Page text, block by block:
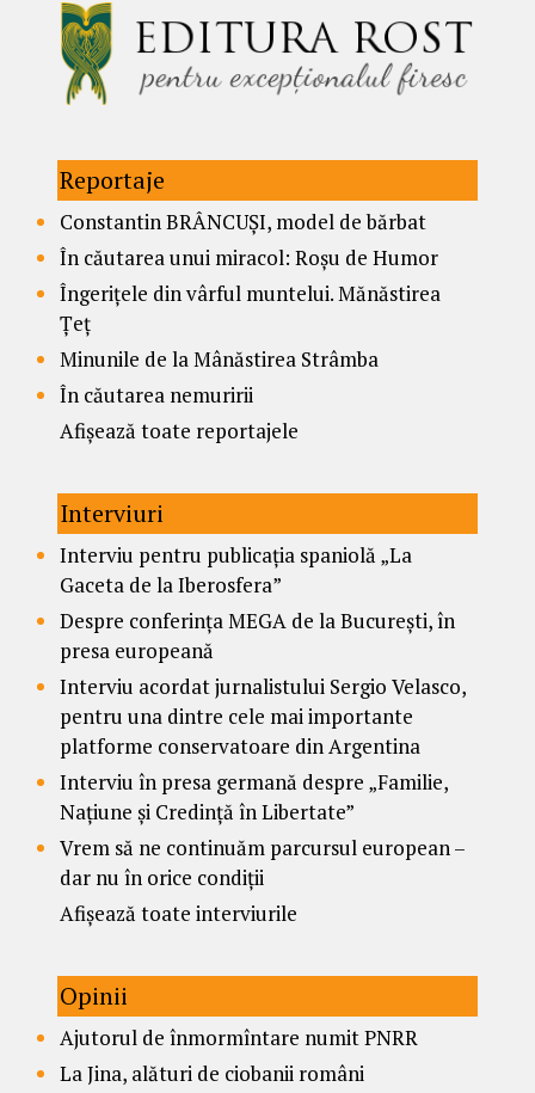
Reportaje
Constantin BRÂNCUȘI, model de bărbat
În căutarea unui miracol: Roșu de Humor
Îngerițele din vârful muntelui. Mănăstirea
Țeț
Minunile de la Mânăstirea Strâmba
În căutarea nemuririi
Afișează toate reportajele
Interviuri
Interviu pentru publicația spaniolă „La
Gaceta de la Iberosfera”
Despre conferința MEGA de la București, în
presa europeană
Interviu acordat jurnalistului Sergio Velasco,
pentru una dintre cele mai importante
platforme conservatoare din Argentina
Interviu în presa germană despre „Familie,
Națiune și Credință în Libertate”
Vrem să ne continuăm parcursul european –
dar nu în orice condiții
Afișează toate interviurile
Opinii
Ajutorul de înmormîntare numit PNRR
La Jina, alături de ciobanii români